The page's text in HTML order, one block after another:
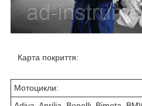
Карта покриття:
Мотоцикли: